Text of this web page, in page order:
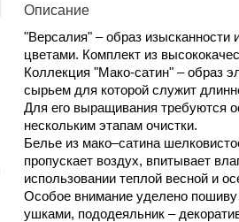
Описание
"Версалия" – образ изысканности
цветами. Комплект из
Коллекция "Мако-сатин" – образ
сырьем для которой служит
Для его выращивания требуются
нескольким этапам очистки.
Белье из мако–сатина
пропускает воздух, впитывает
использовании теплой весной и
Особое внимание уделено
ушками, пододеяльник –